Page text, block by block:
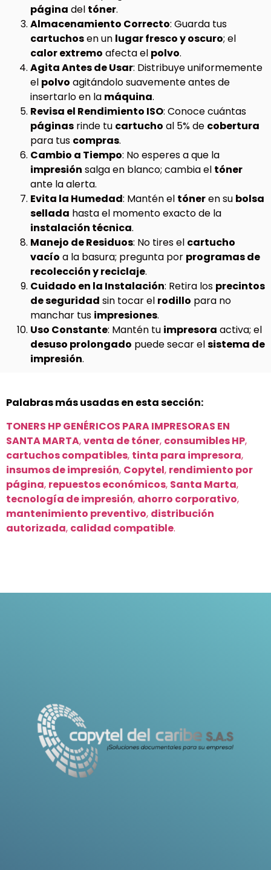
página del tóner.
Almacenamiento Correcto: Guarda tus
cartuchosen un lugar fresco y oscuro; el
calor extremo afecta el polvo.
Agita Antes de Usar: Distribuye uniformemente
el polvo agitándolo suavemente antes de
insertarlo en la máquina.
Revisa el Rendimiento ISO: Conoce cuántas
páginas rinde tu cartucho al 5% de cobertura
para tus compras.
Cambio a Tiempo: No esperes a que la
impresión salga en blanco; cambia el tóner
ante la alerta.
Evita la Humedad: Mantén el tóneren su bolsa
sellada hasta el momento exacto de la
instalación técnica.
Manejo de Residuos: No tires el cartucho
vacío a la basura; pregunta por programas de
recolección y reciclaje.
Cuidado en la Instalación: Retira los precintos
de seguridad sin tocar el rodillo para no
manchar tus impresiones.
Uso Constante: Mantén tu impresora activa; el
desuso prolongado puede secar elsistema de
impresión.
Palabras más usadas en esta sección:
TONERS HP GENÉRICOS PARA IMPRESORAS EN
SANTA MARTA,venta de tóner, consumibles HP,
cartuchos compatibles, tinta para impresora,
insumos de impresión, Copytel, rendimiento por
página, repuestos económicos, Santa Marta,
tecnología de impresión, ahorro corporativo,
mantenimiento preventivo, distribución
autorizada, calidad compatible.